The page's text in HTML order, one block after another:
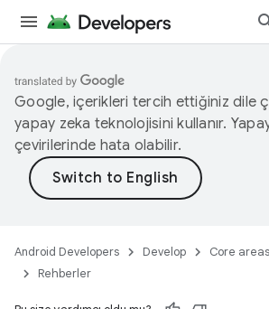
Google, içerikleri tercih ettiğiniz dile
yapay zeka teknolojisini kullanır.
çevirilerinde hata olabilir.
Android Developers Develop Core areas
Rehberler